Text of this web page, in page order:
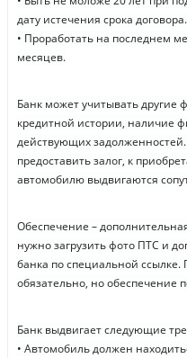
дату истечения срока договора.
• Проработать на последнем
месяцев.
Банк может учитывать другие
кредитной истории, наличие
действующих
предоставить залог, к
автомобилю выдвигаются
Обеспечение –
нужно загрузить фото ПТС и
банка по специальной ссылке.
обязательно, но обеспечение
Банк выдвигает следующие
• Автомобиль должен